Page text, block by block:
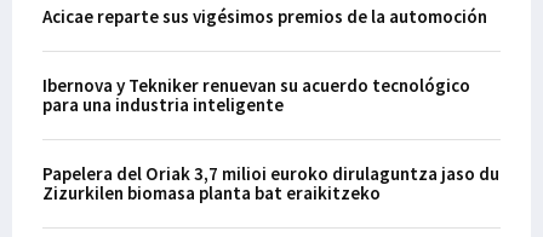
Acicae reparte sus vigésimos premios de la automoción
Ibernova y Tekniker renuevan su acuerdo tecnológico
para una industria inteligente
Papelera del Oriak 3,7 milioi euroko dirulaguntza jaso du
Zizurkilen biomasa planta bat eraikitzeko